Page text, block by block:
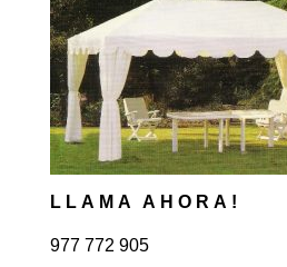
LLAMA AHORA!
977 772 905